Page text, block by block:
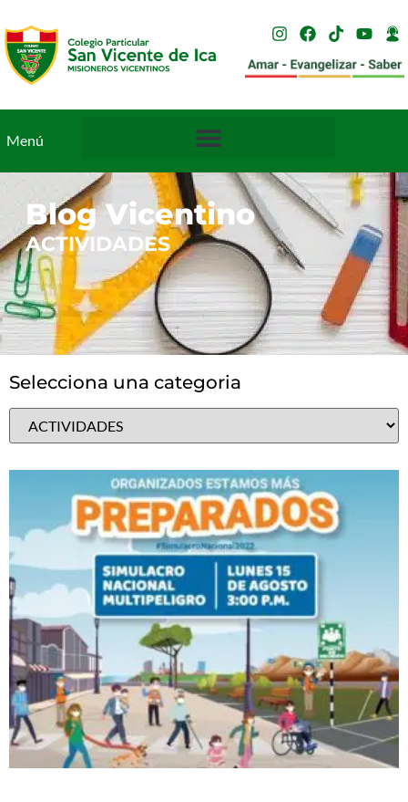
Menú
Blog Vicentino
ACTIVIDADES
Selecciona una categoria